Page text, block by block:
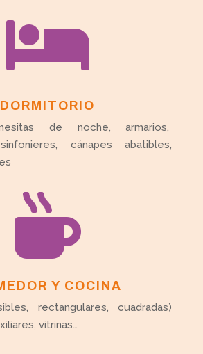

DORMITORIO
de noche, armarios,
cánapes abatibles,

Y COCINA
rectangulares, cuadradas)
vitrinas…